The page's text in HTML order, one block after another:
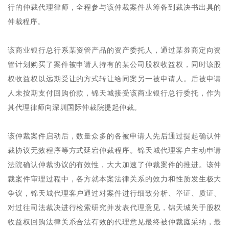
行的仲裁代理律师，全程参与该仲裁案件从筹备到裁决书出具的
仲裁程序。
该商业银行总行系某资管产品的资产委托人，通过某券商定向资
管计划购买了案件被申请人持有的某公司股权收益权，同时该股
权收益权以远期受让的方式转让给同案另一被申请人。后被申请
人未按期支付回购价款，锦天城接受该商业银行总行委托，作为
其代理律师向深圳国际仲裁院提起仲裁。
该仲裁案件启动后，数量众多的各被申请人先后通过提起确认仲
裁协议无效程序等方式延宕仲裁程序。锦天城代理客户主动申请
法院确认仲裁协议的有效性，大大加速了仲裁案件的推进。该仲
裁案件审理过程中，各方就本案法律关系的效力和性质发生极大
争议，锦天城代理客户通过对案件进行细致分析、举证、质证、
对过往司法裁决进行检索研究并发表代理意见，锦天城关于股权
收益权回购法律关系合法有效的代理意见最终被仲裁庭采纳，最